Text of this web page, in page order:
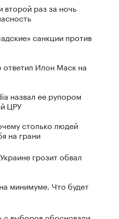
раз за ночь
санкции против
Илон Маск на
назвал ее рупором
ЦРУ
столько людей
на грани
грозит обвал
минимуме. Что будет